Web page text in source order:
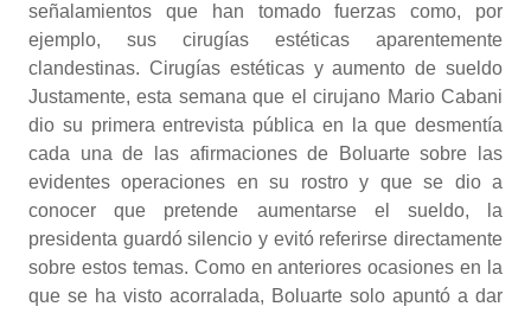
señalamientos que han tomado fuerzas como, por
ejemplo, sus cirugías estéticas aparentemente
clandestinas. Cirugías estéticas y aumento de sueldo
Justamente, esta semana que el cirujano Mario Cabani
dio su primera entrevista pública en la que desmentía
cada una de las afirmaciones de Boluarte sobre las
evidentes operaciones en su rostro y que se dio a
conocer que pretende aumentarse el sueldo, la
presidenta guardó silencio y evitó referirse directamente
sobre estos temas. Como en anteriores ocasiones en la
que se ha visto acorralada, Boluarte solo apuntó a dar